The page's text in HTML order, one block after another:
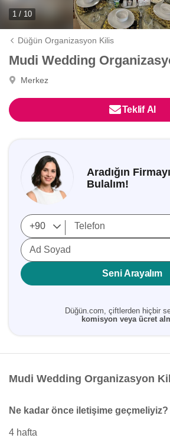
1 / 10
Düğün Organizasyon Kilis
Mudi Wedding
Merkez
Teklif Al
Aradığın
Bulalım!
Ad Soyad
Seni Arayalım
Düğün.com, çiftlerden hiçbir
komisyon veya ücret
Mudi Wedding Organizasyon
Ne kadar önce iletişime geçmeliyiz?
4 hafta